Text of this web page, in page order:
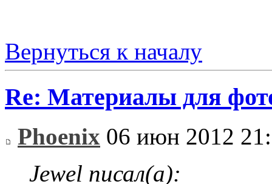
Вернуться к началу
Re: Материалы для
Phoenix 06 июн 2012
Jewel писал(а):